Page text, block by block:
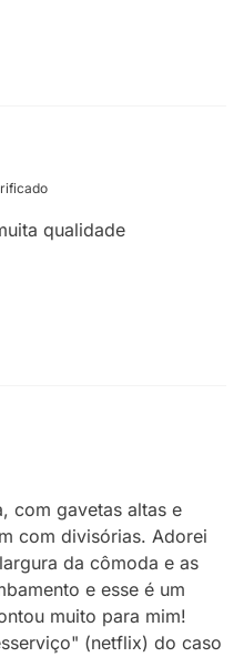
qualidade
com gavetas altas e
com divisórias. Adorei
da cômoda e as
e esse é um
muito para mim!
(netflix) do caso